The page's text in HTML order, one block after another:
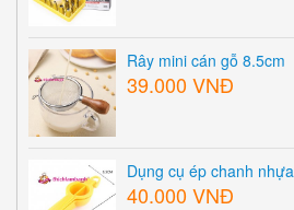
Rây mini cán gỗ 8.5cm
39.000 VNĐ
Dụng cụ ép chanh nhựa
40.000 VNĐ